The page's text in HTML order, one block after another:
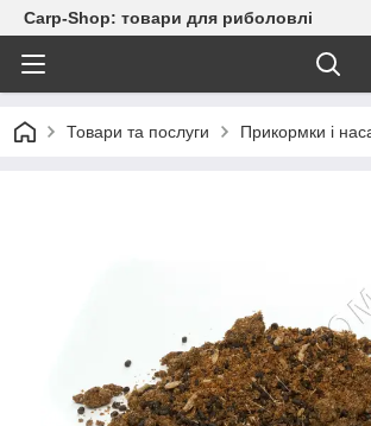
Carp-Shop: товари для риболовлі
Товари та послуги Прикормки і